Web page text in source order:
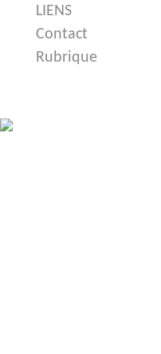
LIENS
Contact
Rubrique